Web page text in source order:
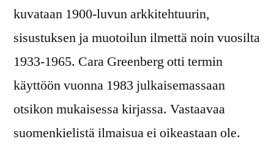
kuvataan 1900-luvun arkkitehtuurin,
sisustuksen ja muotoilun ilmettä noin vuosilta
1933-1965. Cara Greenberg otti termin
käyttöön vuonna 1983 julkaisemassaan
otsikon mukaisessa kirjassa. Vastaavaa
suomenkielistä ilmaisua ei oikeastaan ole.